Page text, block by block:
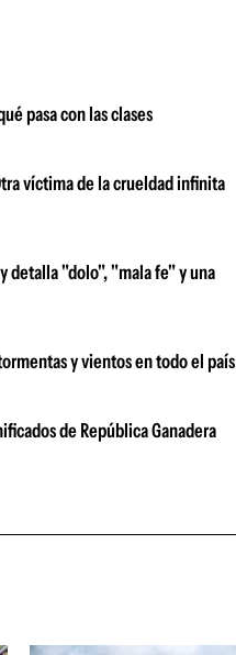
pasa con las clases
víctima de la crueldad infinita
detalla "dolo", "mala fe" y una
y vientos en todo el país
de República Ganadera